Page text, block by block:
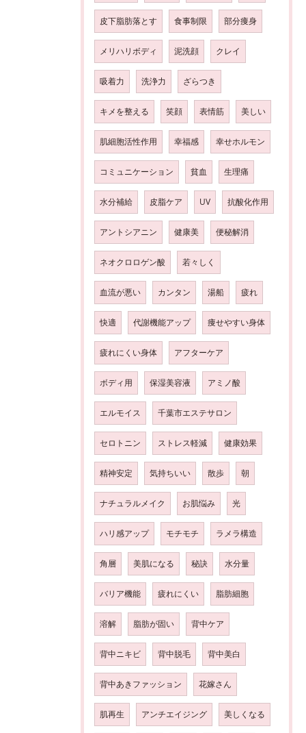
皮下脂肪落とす 食事制限 部分痩身
メリハリボディ 泥洗顔 クレイ
吸着力 洗浄力 ざらつき
キメを整える 笑顔 表情筋 美しい
肌細胞活性作用 幸福感 幸せホルモン
コミュニケーション 貧血 生理痛
水分補給 皮脂ケア UV 抗酸化作用
アントシアニン 健康美 便秘解消
ネオクロロゲン酸 若々しく
血流が悪い カンタン 湯船 疲れ
快適 代謝機能アップ 痩せやすい身体
疲れにくい身体 アフターケア
ボディ用 保湿美容液 アミノ酸
エルモイス 千葉市エステサロン
セロトニン ストレス軽減 健康効果
精神安定 気持ちいい 散歩 朝
ナチュラルメイク お肌悩み 光
ハリ感アップ モチモチ ラメラ構造
角層 美肌になる 秘訣 水分量
バリア機能 疲れにくい 脂肪細胞
溶解 脂肪が固い 背中ケア
背中ニキビ 背中脱毛 背中美白
背中あきファッション 花嫁さん
肌再生 アンチエイジング 美しくなる